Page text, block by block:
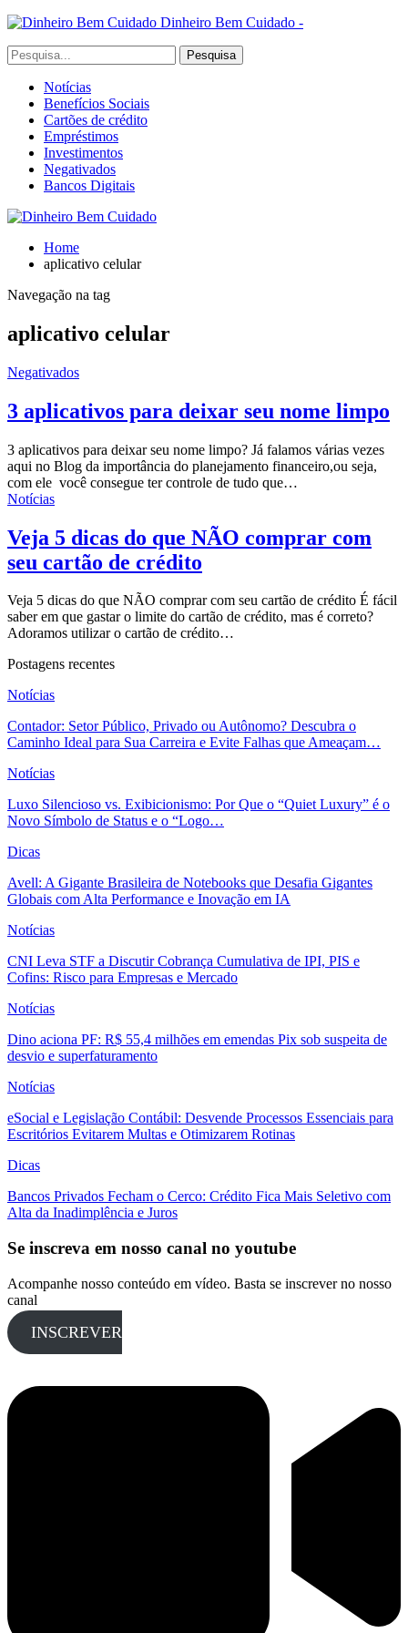
Dinheiro Bem Cuidado -
Notícias
Benefícios Sociais
Cartões de crédito
Empréstimos
Investimentos
Negativados
Bancos Digitais
Home
aplicativo celular
Navegação na tag
aplicativo celular
Negativados
3 aplicativos para deixar seu nome limpo
3 aplicativos para deixar seu nome limpo? Já falamos várias vezes
aqui no Blog da importância do planejamento financeiro,ou seja,
com ele você consegue ter controle de tudo que…
Notícias
Veja 5 dicas do que NÃO comprar com
seu cartão de crédito
Veja 5 dicas do que NÃO comprar com seu cartão de crédito É fácil
saber em que gastar o limite do cartão de crédito, mas é correto?
Adoramos utilizar o cartão de crédito…
Postagens recentes
Notícias
Contador: Setor Público, Privado ou Autônomo? Descubra o
Caminho Ideal para Sua Carreira e Evite Falhas que Ameaçam…
Notícias
Luxo Silencioso vs. Exibicionismo: Por Que o “Quiet Luxury” é o
Novo Símbolo de Status e o “Logo…
Dicas
Avell: A Gigante Brasileira de Notebooks que Desafia Gigantes
Globais com Alta Performance e Inovação em IA
Notícias
CNI Leva STF a Discutir Cobrança Cumulativa de IPI, PIS e
Cofins: Risco para Empresas e Mercado
Notícias
Dino aciona PF: R$ 55,4 milhões em emendas Pix sob suspeita de
desvio e superfaturamento
Notícias
eSocial e Legislação Contábil: Desvende Processos Essenciais para
Escritórios Evitarem Multas e Otimizarem Rotinas
Dicas
Bancos Privados Fecham o Cerco: Crédito Fica Mais Seletivo com
Alta da Inadimplência e Juros
Se inscreva em nosso canal no youtube
Acompanhe nosso conteúdo em vídeo. Basta se inscrever no nosso
canal
INSCREVER